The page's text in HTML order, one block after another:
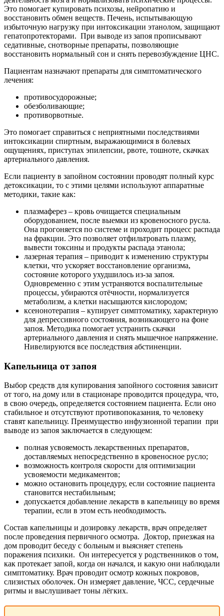
Это помогает купировать психозы, нейропатию и
восстановить обмен веществ. Печень, испытывающую
избыточную нагрузку при интоксикации этанолом, защищают
гепатопротекторами. При выводе из запоя прописывают
седативные, снотворные препараты, позволяющие
восстановить нормальный сон и снять перевозбуждение ЦНС.
Пациентам назначают препараты для симптоматического
лечения:
противосудорожные;
обезболивающие;
противорвотные.
Это помогает справиться с неприятными последствиями
интоксикации спиртным, выражающимися в болевых
ощущениях, приступах эпилепсии, рвоте, тошноте, скачках
артериального давления.
Если пациенту в запойном состоянии проводят полный курс
детоксикации, то с этими целями используют аппаратные
методики, такие как:
плазмаферез – кровь очищается специальным
оборудованием, после выемки из кровеносного русла.
Она прогоняется по системе и проходит процесс распада
на фракции. Это позволяет отфильтровать плазму,
вывести токсины и продукты распада этанола;
лазерная терапия – приводит к изменению структуры
клетки, что ускоряет восстановление организма,
состояние которого ухудшилось из-за запоя.
Одновременно с этим устраняются воспалительные
процессы, убираются отёчности, нормализуется
метаболизм, а клетки насыщаются кислородом;
ксенонотерапия – купирует симптоматику, характерную
для депрессивного состояния, возникающего на фоне
запоя. Методика помогает устранить скачки
артериального давления и снять мышечное напряжение.
Нивелируются все последствия абстиненции.
Капельница от запоя
Выбор средств для купирования запойного состояния зависит
от того, на дому или в стационаре проводится процедура, что,
в свою очередь, определяется состоянием пациента. Если оно
стабильное и отсутствуют противопоказания, то человеку
ставят капельницу. Преимущество инфузионной терапии при
выводе из запоя заключается в следующем:
полная усвояемость лекарственных препаратов,
доставляемых непосредственно в кровеносное русло;
возможность контроля скорости для оптимизации
усвояемости медикаментов;
можно остановить процедуру, если состояние пациента
становится нестабильным;
допускается добавление лекарств в капельницу во время
терапии, если в этом есть необходимость.
Состав капельницы и дозировку лекарств, врач определяет
после проведения первичного осмотра. Доктор, приезжая на
дом проводит беседу с больным и выясняет степень
поражения психики. Он интересуется у родственников о том,
как протекает запой, когда он начался, и какую они наблюдали
симптоматику. Врач проводит осмотр кожных покровов,
слизистых оболочек. Он измеряет давление, ЧСС, сердечные
ритмы и выслушивает тоны лёгких.